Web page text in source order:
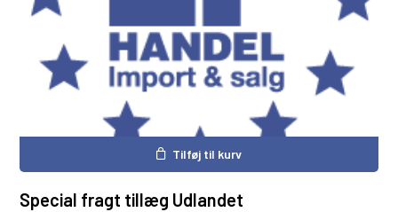
Tilføj til kurv
Special fragt tillæg Udlandet